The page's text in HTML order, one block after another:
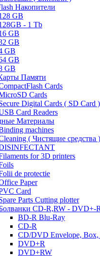
Накопители
GB
- 1 Tb
GB
GB
GB
GB
GB
Памяти
Cards
Cards
Digital Cards ( SD Card )
Card Readers
Материалы
machines
( Чистящие средства )
for 3D printers
de protectie
Paper
Card
Parts Cutting plotter
CD-R,RW - DVD+-
BD-R Blu-Ray
CD-R
CD/DVD Envelope, Box,
DVD+R
DVD+RW